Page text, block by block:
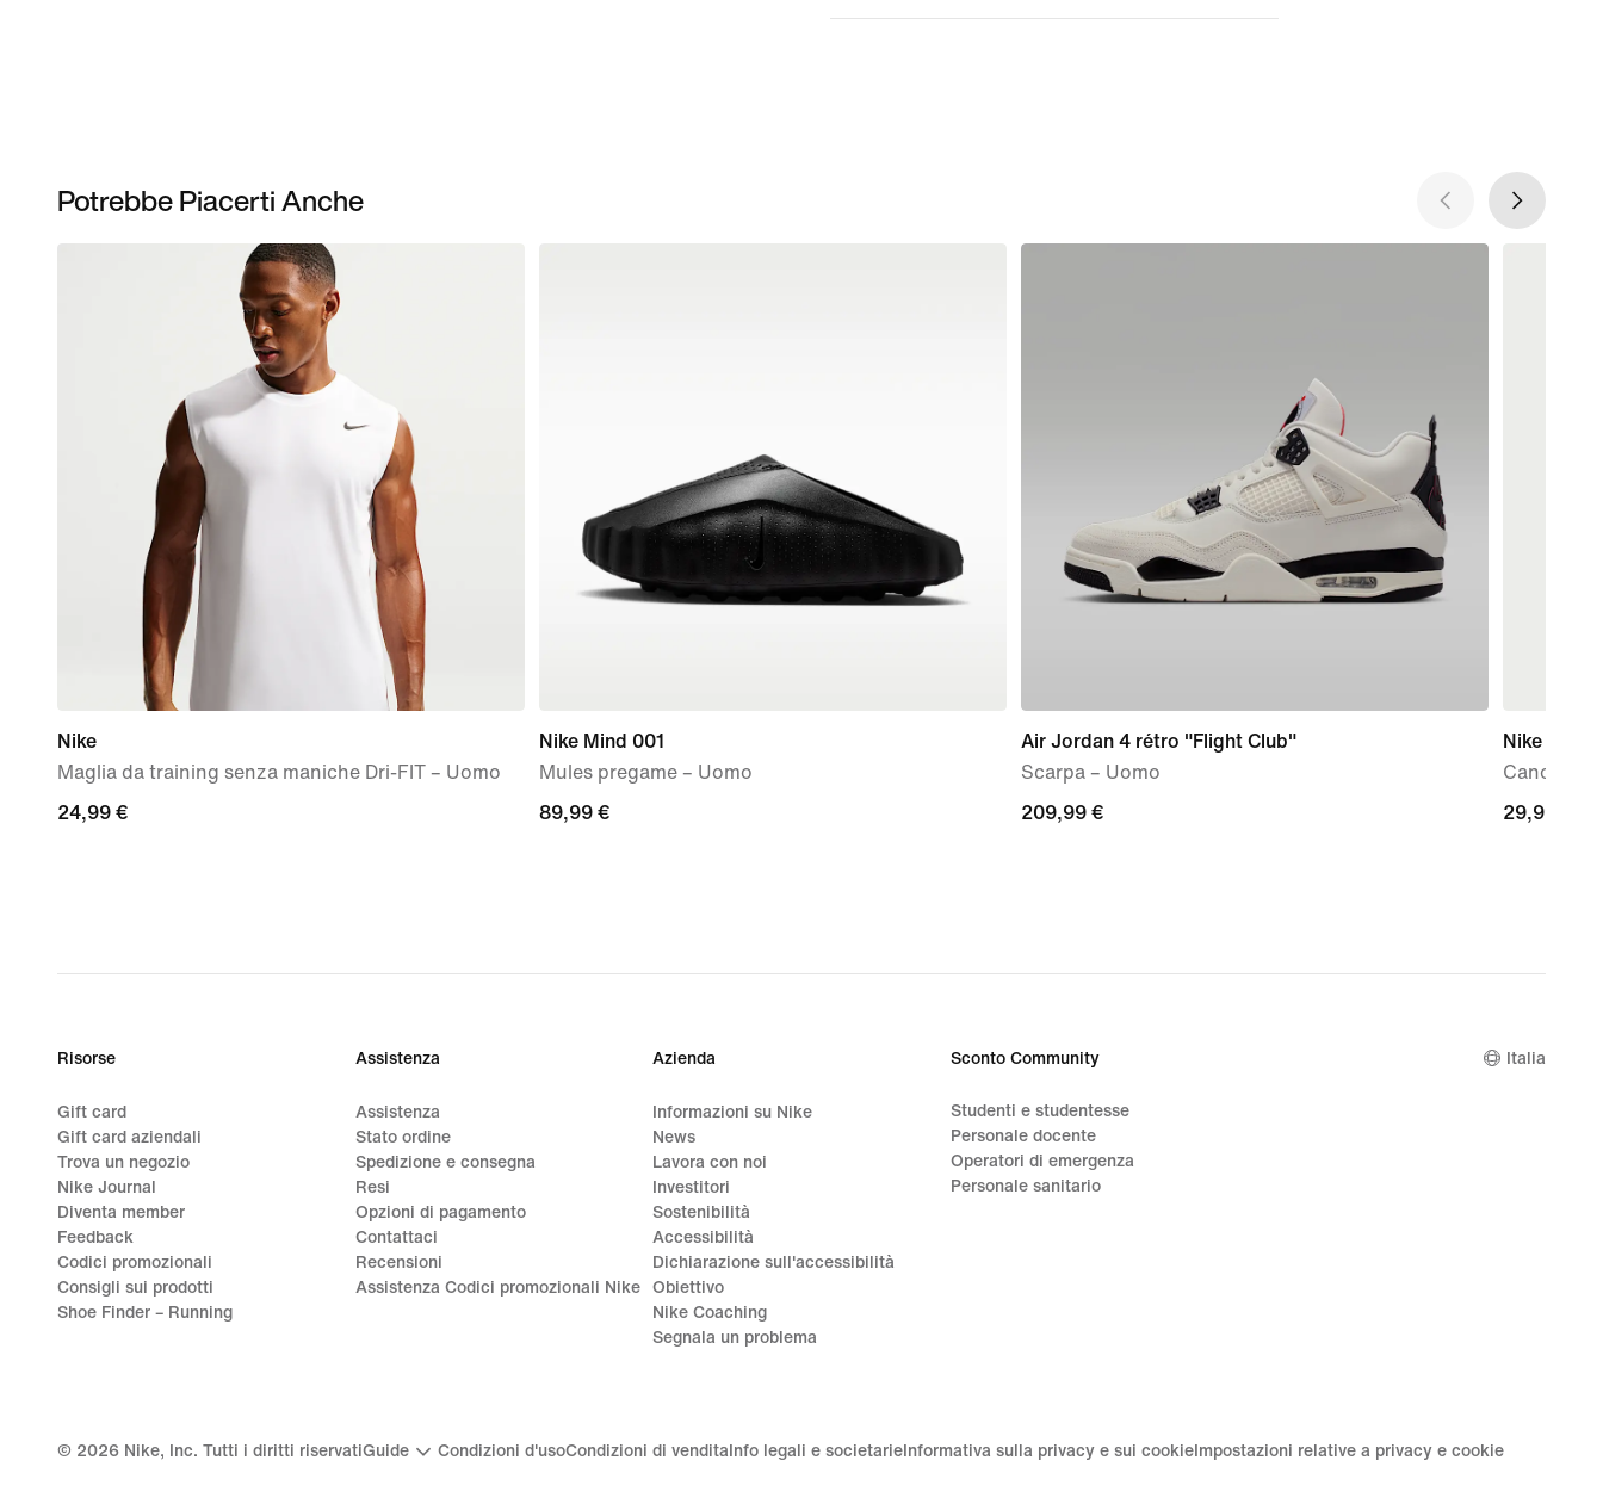
Potrebbe Piacerti Anche
Nike
Maglia da training senza maniche Dri-FIT – Uomo
24,99
24,99 €
Nike Mind 001
Mules pregame – Uomo
89,99
89,99 €
Air Jordan 4 rétro "Flight Club"
Scarpa – Uomo
209,99
209,99 €
Nike Miler
Canotta
29,99
29,99 €
Risorse
Gift card
Gift card aziendali
Trova un negozio
Nike Journal
Diventa member
Feedback
Codici promozionali
Consigli sui prodotti
Shoe Finder – Running
Assistenza
Assistenza
Stato ordine
Spedizione e consegna
Resi
Opzioni di pagamento
Contattaci
Recensioni
Assistenza Codici promozionali Nike
Azienda
Informazioni su Nike
News
Lavora con noi
Investitori
Sostenibilità
Accessibilità
Dichiarazione sull'accessibilità
Obiettivo
Nike Coaching
Segnala un problema
Sconto Community
Studenti e studentesse
Personale docente
Operatori di emergenza
Personale sanitario
Italia
© 2026 Nike, Inc. Tutti i diritti riservatiGuide Condizioni d'usoCondizioni di vendita Info legali e societarie Informativa sulla privacy e sui cookie Impostazioni relative a privacy e cookie